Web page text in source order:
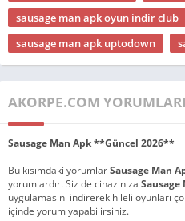
sausage man apk oyun indir club
sausage man apk uptodown
AKORPE.COM
Sausage Man Apk **Güncel 2026**
Bu kısımdaki yorumlarSausage Man
yorumlardır. Siz de cihazınıza
uygulamasını indirerek hileli oyunları
içinde yorum yapabilirsiniz.